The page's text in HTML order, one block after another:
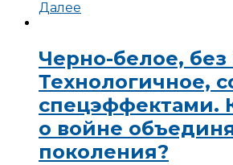
Далее
Черно-белое, без
Технологичное,
спецэффектами.
о войне
поколения?